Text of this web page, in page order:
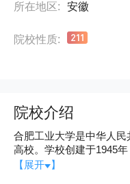
所在地区: 安徽
院校性质:
院校介绍
合肥工业大学是中华人
高校。学校创建于1945
革命家先后来校视察指
【展开 】